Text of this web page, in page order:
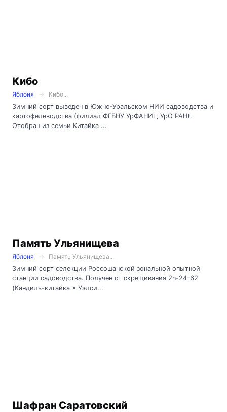
Кибо
Яблоня
Кибо...
Зимний сорт выведен в Южно-Уральском НИИ садоводства и
картофелеводства (филиал ФГБНУ УрФАНИЦ УрО РАН).
Отобран из семьи Китайка ...
Память Ульянищева
Яблоня
Память Ульянищева...
Зимний сорт селекции Россошанской зональной опытной
станции садоводства. Получен от скрещивания 2n-24-62
(Кандиль-китайка × Уэлси...
Шафран Саратовский